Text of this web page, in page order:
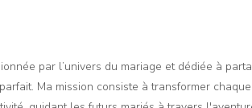
par l’univers du mariage et dédiée à
Ma mission consiste à transformer chaque